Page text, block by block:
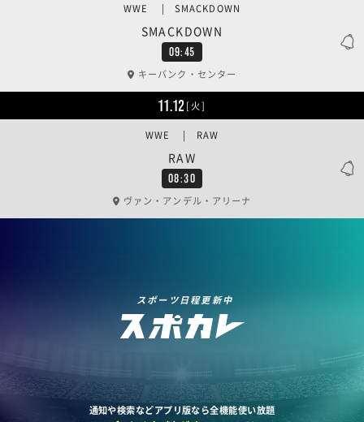
09:45
SMACKDOWN
WWE | SMACKDOWN
キーバンク・センター
11.12[火]
08:30
RAW
WWE | RAW
ヴァン・アンデル・アリーナ
スポーツ日程更新中
通知や検索などアプリ版なら全機能使い放題